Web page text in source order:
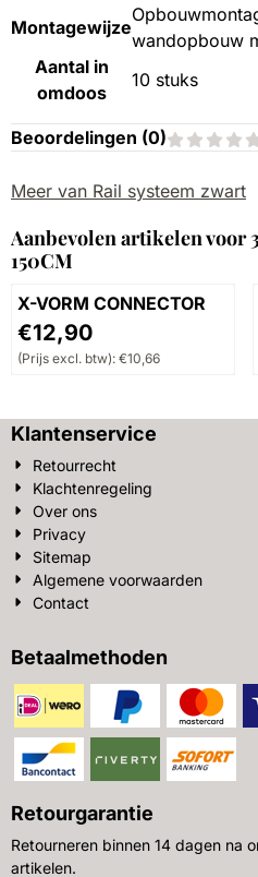
Montagewijze
wandopbouw
Aantal in
omdoos
10 stuks
Beoordelingen (0)
Meer van Rail systeem zwart
Aanbevolen artikelen voor
150CM
X-VORM CONNECTOR
Prijs: 12,90, exclusief btw:
€12,90
(Prijs excl. btw): €10,66
Klantenservice
Retourrecht
Klachtenregeling
Over ons
Privacy
Sitemap
Algemene voorwaarden
Contact
Betaalmethoden
Retourgarantie
Retourneren binnen 14 dagen na
artikelen.